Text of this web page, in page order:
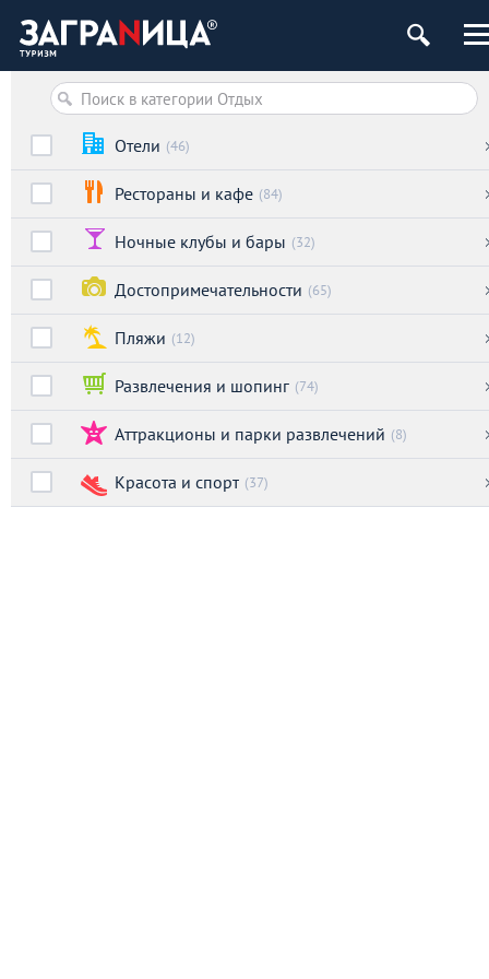
Отели (46)
Рестораны и кафе (84)
Ночные клубы и бары (32)
Достопримечательности (65)
Пляжи (12)
Развлечения и шопинг (74)
Аттракционы и парки развлечений (8)
Красота и спорт (37)